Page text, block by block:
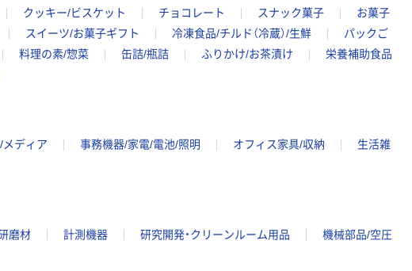
クッキー/ビスケット チョコレート スナック菓子
お菓子
スイーツ/お菓子ギフト 冷凍食品/チルド（冷蔵）/生鮮
パックご
料理の素/惣菜 缶詰/瓶詰 ふりかけ/お茶漬け
栄養補助食品
ディア 事務機器/家電/電池/照明 オフィス家具/収納
生活雑
磨材 計測機器 研究開発・クリーンルーム用品
機械部品/空圧